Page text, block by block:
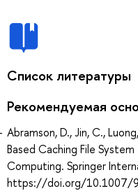
Список литературы
Рекомендуемая
Abramson, D., Jin, C.,
Based Caching File
Computing. Springer
https://doi.org/10.1007/